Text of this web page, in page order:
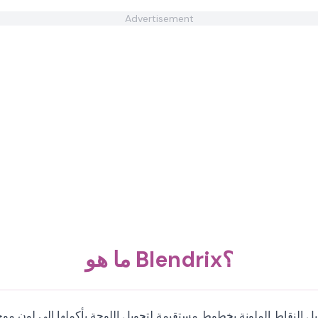
Advertisement
ما هو Blendrix؟